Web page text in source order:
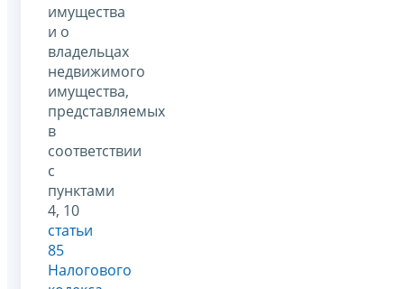
имущества
и о
владельцах
недвижимого
имущества,
представляемых
в
соответствии
с
пунктами
4, 10
статьи
85
Налогового